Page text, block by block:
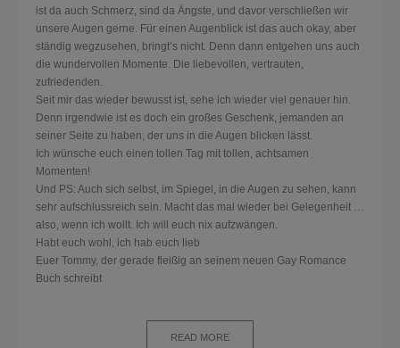
ist da auch Schmerz, sind da Ängste, und davor verschließen wir
unsere Augen gerne. Für einen Augenblick ist das auch okay, aber
ständig wegzusehen, bringt’s nicht. Denn dann entgehen uns auch
die wundervollen Momente. Die liebevollen, vertrauten,
zufriedenden.
Seit mir das wieder bewusst ist, sehe ich wieder viel genauer hin.
Denn irgendwie ist es doch ein großes Geschenk, jemanden an
seiner Seite zu haben, der uns in die Augen blicken lässt.
Ich wünsche euch einen tollen Tag mit tollen, achtsamen
Momenten!
Und PS: Auch sich selbst, im Spiegel, in die Augen zu sehen, kann
sehr aufschlussreich sein. Macht das mal wieder bei Gelegenheit …
also, wenn ich wollt. Ich will euch nix aufzwängen.
Habt euch wohl, ich hab euch lieb
Euer Tommy, der gerade fleißig an seinem neuen Gay Romance
Buch schreibt
READ MORE